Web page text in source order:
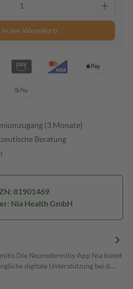
In den Warenkorb
(3 Monate)
Beratung
81901469
Nia Health GmbH
Die Neurodermitis-App Nia bietet
digitale Unterstützung bei d…